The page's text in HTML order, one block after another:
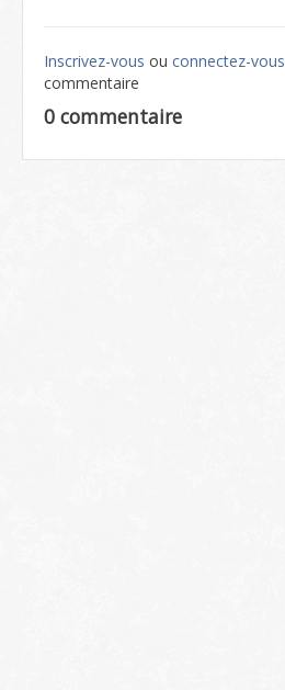
Inscrivez-vous ou connectez-vous
commentaire
0 commentaire